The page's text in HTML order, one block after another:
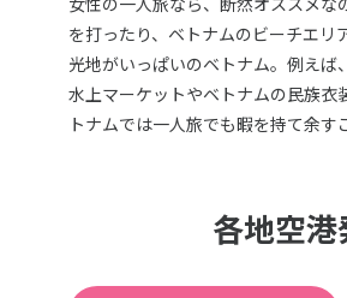
を打ったり、ベトナムのビーチエ
光地がいっぱいのベトナム。例えば
水上マーケットやベトナムの民族衣
トナムでは一人旅でも暇を持て余す
各地空